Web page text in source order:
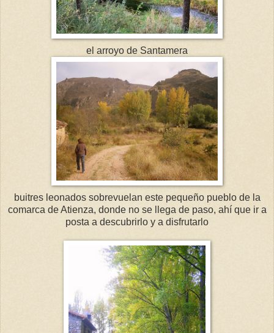
el arroyo de Santamera
buitres leonados sobrevuelan este pequeño pueblo de la
comarca de Atienza, donde no se llega de paso, ahí que ir a
posta a descubrirlo y a disfrutarlo